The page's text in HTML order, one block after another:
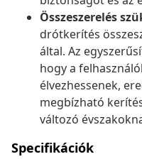
Összeszerelés
drótkerítés
által. Az
hogy a
élvezhessenek,
megbízható
változó
Specifikációk